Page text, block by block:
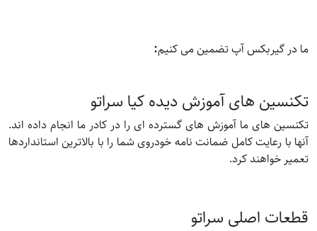
ما در گیربکس آپ تضمین می کنیم:
تکنسین های آموزش دیده کیا سراتو
تکنسین های ما آموزش های گسترده ای را در کادر ما انجام داده اند.
آنها با رعایت کامل ضمانت نامه خودروی شما را با بالاترین استانداردها
تعمیر خواهند کرد.
قطعات اصلی سراتو